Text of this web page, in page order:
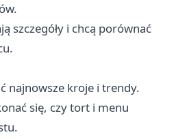
szczegóły i chcą porównać
najnowsze kroje i trendy.
się, czy tort i menu